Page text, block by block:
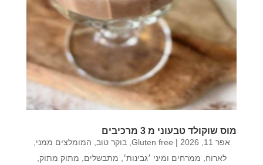
מוס שוקולד טבעוני מ 3 מרכיבים
אפר 11, 2026 |
Gluten free בוקר טוב המומלצים ממני
לארוח
ממרחים ומיני ׳גבינות׳ מתבשלים מתוק מתוק